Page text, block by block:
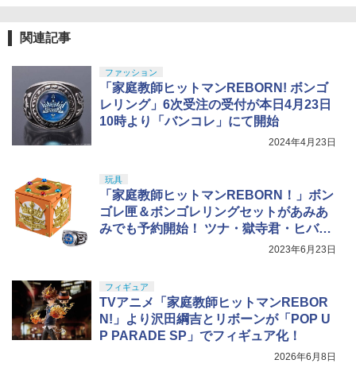
関連記事
ファッション
「家庭教師ヒットマンREBORN! ボンゴ
レリング」6次受注の受付が本日4月23日
10時より「バンコレ」にて開始
2024年4月23日
玩具
「家庭教師ヒットマンREBORN！」ボン
ゴレ匣＆ボンゴレリングセットがあみあ
みでも予約開始！ ツナ・獄寺君・ヒバリ
2023年6月23日
フィギュア
TVアニメ「家庭教師ヒットマンREBOR
N!」より沢田綱吉とリボーンが「POP U
P PARADE SP」でフィギュア化！
2026年6月8日